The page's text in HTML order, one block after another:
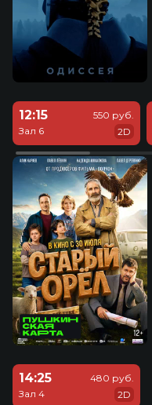
12:15
Зал 6
550 руб.
2D
14:25
Зал 4
480 руб.
2D